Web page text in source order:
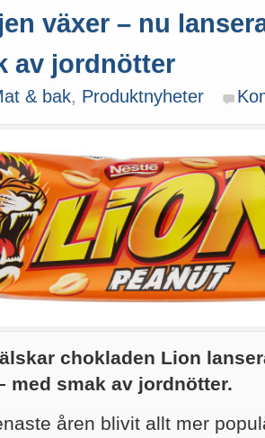
växer – nu
av jordnötter
& bak, Produktnyheter
chokladen Lion
med smak av jordnötter.
åren blivit allt mer